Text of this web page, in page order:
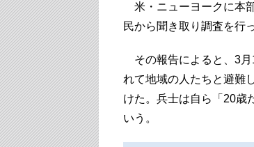
米・ニューヨークに本
民から聞き取り調査を行
その報告によると、3月
れて地域の人たちと避難
けた。兵士は自ら「20歳
いう。